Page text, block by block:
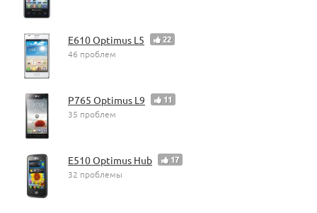
E610 Optimus L5 22
46 проблем
P765 Optimus L9 11
35 проблем
E510 Optimus Hub 17
32 проблемы